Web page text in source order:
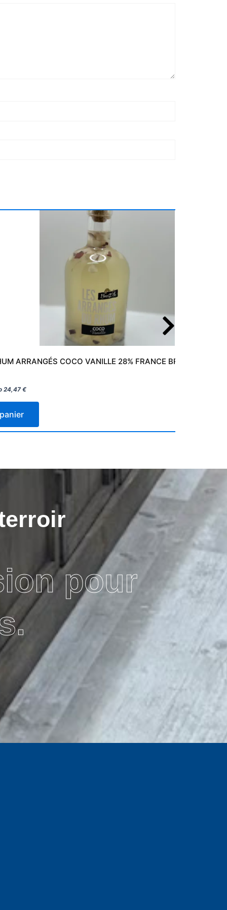
ARRANGÉS COCO VANILLE 28% FRANCE BREIZ’ILE 70CL
24,47 €
pour